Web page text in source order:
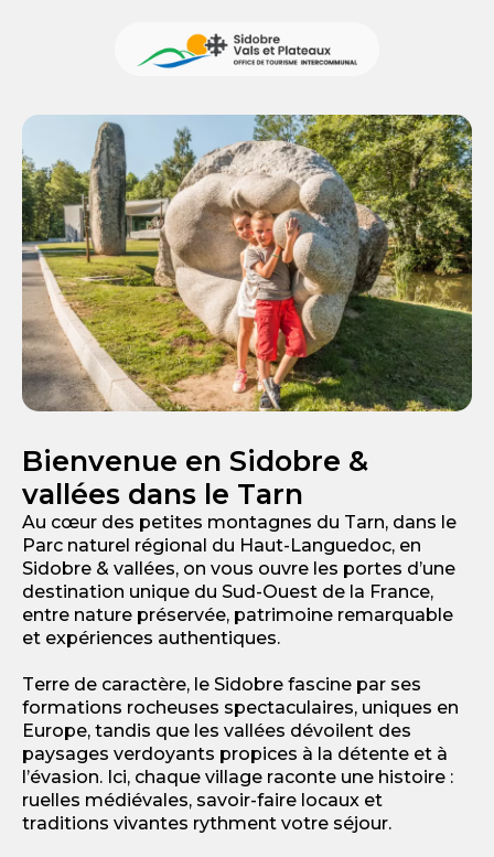
Bienvenue en Sidobre &
vallées dans le Tarn
Au cœur des petites montagnes du Tarn, dans le
Parc naturel régional du Haut-Languedoc, en
Sidobre & vallées, on vous ouvre les portes d’une
destination unique du Sud-Ouest de la France,
entre nature préservée, patrimoine remarquable
et expériences authentiques.
Terre de caractère, le Sidobre fascine par ses
formations rocheuses spectaculaires, uniques en
Europe, tandis que les vallées dévoilent des
paysages verdoyants propices à la détente et à
l’évasion. Ici, chaque village raconte une histoire :
ruelles médiévales, savoir-faire locaux et
traditions vivantes rythment votre séjour.